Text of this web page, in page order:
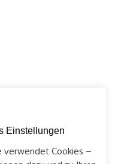
Einstellungen
verwendet Cookies –